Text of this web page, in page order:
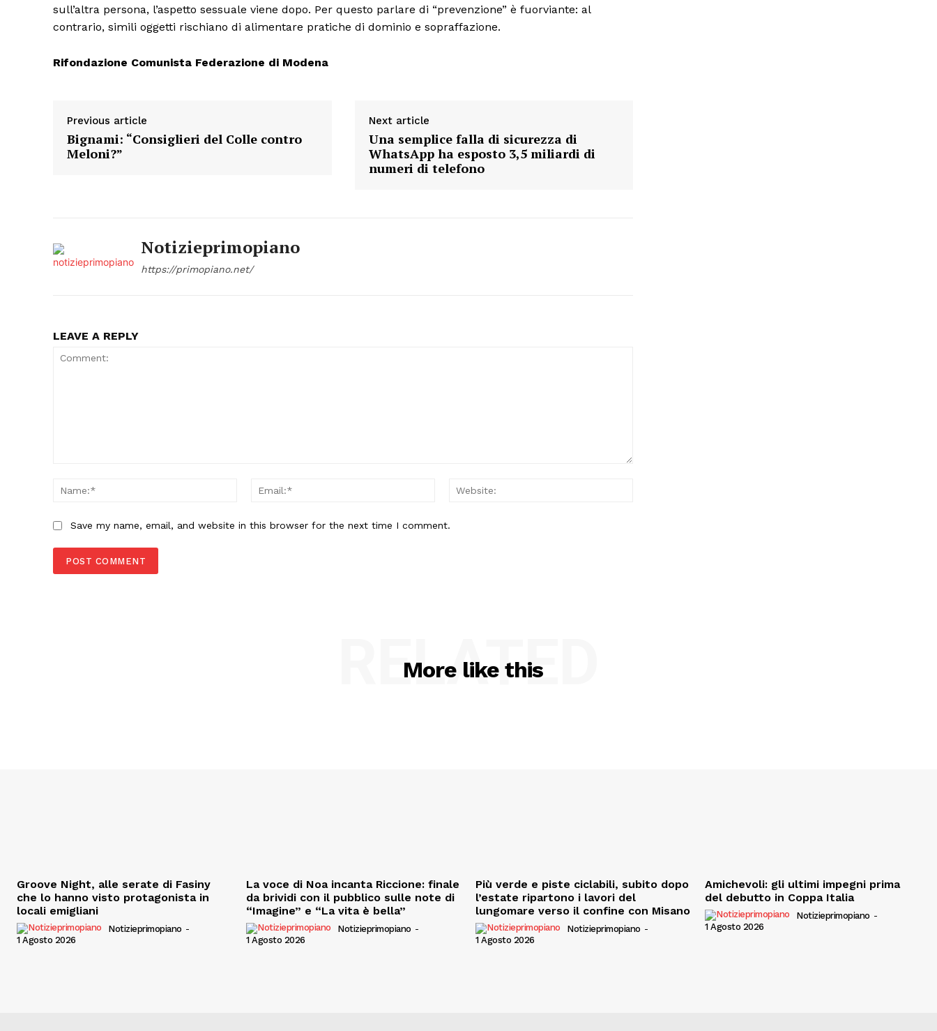
sull’altra persona, l’aspetto sessuale viene dopo. Per questo parlare di “prevenzione” è fuorviante: al
contrario, simili oggetti rischiano di alimentare pratiche di dominio e sopraffazione.
Rifondazione Comunista Federazione di Modena
Previous article
Bignami: “Consiglieri del Colle contro
Meloni?”
Next article
Una semplice falla di sicurezza di
WhatsApp ha esposto 3,5 miliardi di
numeri di telefono
Notizieprimopiano
https://primopiano.net/
LEAVE A REPLY
Name:*
Email:*
Save my name, email, and website in this browser for the next time I comment.
More like this
RELATED
Groove Night, alle serate di Fasiny
che lo hanno visto protagonista in
locali emigliani
Notizieprimopiano -
1 Agosto 2026
La voce di Noa incanta Riccione: finale
da brividi con il pubblico sulle note di
“Imagine” e “La vita è bella”
Notizieprimopiano -
1 Agosto 2026
Più verde e piste ciclabili, subito dopo
l’estate ripartono i lavori del
lungomare verso il confine con Misano
Notizieprimopiano -
1 Agosto 2026
Amichevoli: gli ultimi impegni prima
del debutto in Coppa Italia
Notizieprimopiano -
1 Agosto 2026